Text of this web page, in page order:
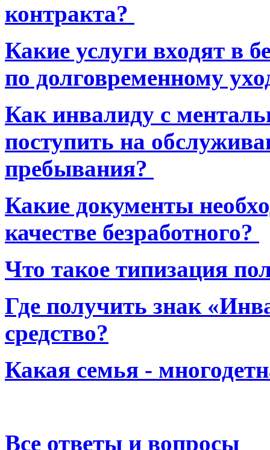
контракта?
Какие услуги входят в
по долговременному
Как инвалиду с
поступить на
пребывания?
Какие документы
качестве безработного?
Что такое типизация
Где получить знак
средство?
Какая семья -
Все ответы и вопросы